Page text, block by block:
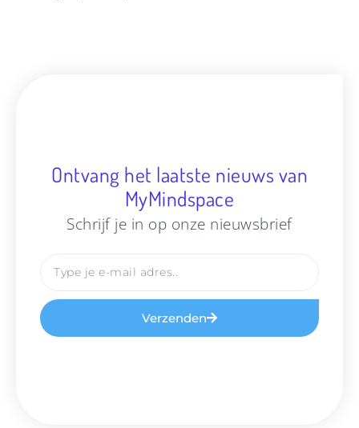
Ontvang het laatste nieuws van
MyMindspace
Schrijf je in op onze nieuwsbrief
Verzenden